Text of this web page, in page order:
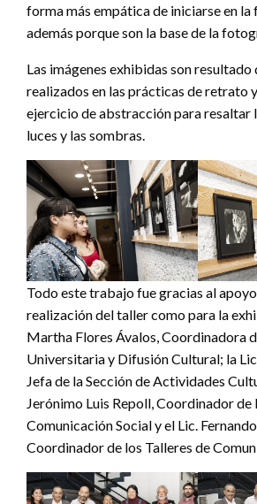
forma más empática de iniciarse en
además porque son la base de la
Las imágenes exhibidas son
realizados en las prácticas de retrato
ejercicio de abstracción para resaltar
luces y las sombras.
Todo este trabajo fue gracias al
realización del taller como para la
Martha Flores Ávalos, Coordinadora
Universitaria y Difusión Cultural; la
Jefa de la Sección de Actividades
Jerónimo Luis Repoll, Coordinador de
Comunicación Social y el Lic.
Coordinador de los Talleres de